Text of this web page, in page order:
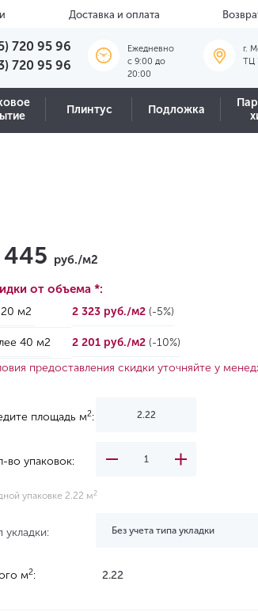
Доставка и оплата
720 95 96
720 95 96
Ежедневно
c 9:00 до
20:00
г.
ТЦ
Плинтус Подложка
445 руб./м2
от объема *:
м2 2 323 руб./м2 (-5%)
40 м2 2 201 руб./м2 (-10%)
предоставления скидки уточняйте у
площадь м2:
во упаковок:
упаковке 2.22 м2
укладки: Без учета типа укладки
м2: 2.22